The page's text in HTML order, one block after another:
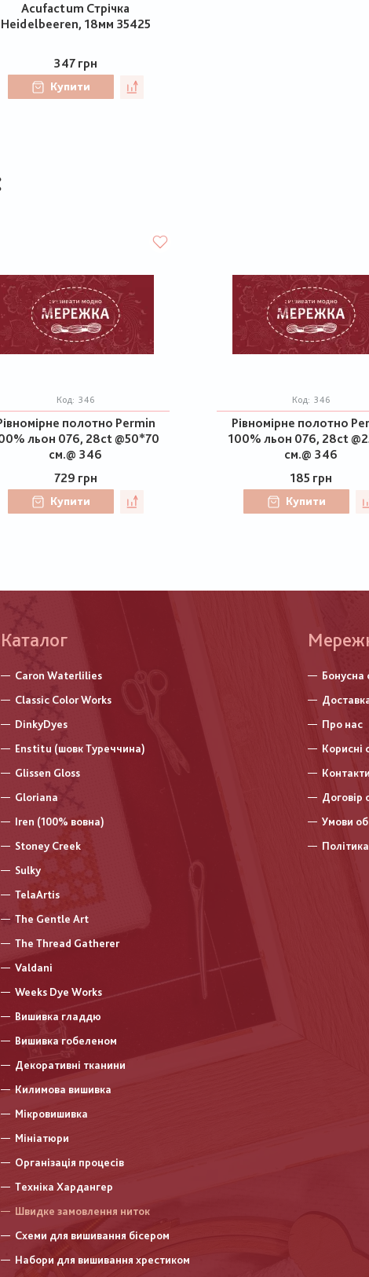
Acufactum Стрічка
Heidelbeeren, 18мм 35425
347 грн
Купити
Код: 346
полотно Permin
льон 076, 28ct @50*70
см.@ 346
729 грн
Купити
Код: 346
Рівномірне полотно
100% льон 076, 28ct
см.@ 346
185 грн
Купити
Каталог
Caron Waterlilies
Classic Color Works
DinkyDyes
Enstitu (шовк Туреччина)
Glissen Gloss
Gloriana
Iren (100% вовна)
Stoney Creek
Sulky
TelaArtis
The Gentle Art
The Thread Gatherer
Valdani
Weeks Dye Works
Вишивка гладдю
Вишивка гобеленом
Декоративні тканини
Килимова вишивка
Мікровишивка
Мініатюри
Організація процесів
Техніка Хардангер
Швидке замовлення ниток
Схеми для вишивання бісером
Набори для вишивання хрестиком
Меню
Бонусна
Про нас
Корисні
Контакти
Договір
Умови